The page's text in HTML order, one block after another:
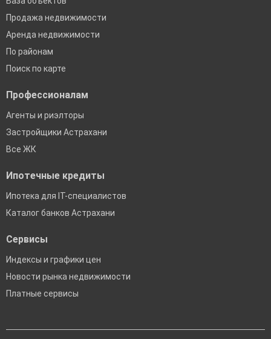
Продажа недвижимости
Аренда недвижимости
По районам
Поиск по карте
Профессионалам
Агенты и риэлторы
Застройщики Астрахани
Все ЖК
Ипотечные кредиты
Ипотека для IT-специалистов
Каталог банков Астрахани
Сервисы
Индексы и графики цен
Новости рынка недвижимости
Платные сервисы